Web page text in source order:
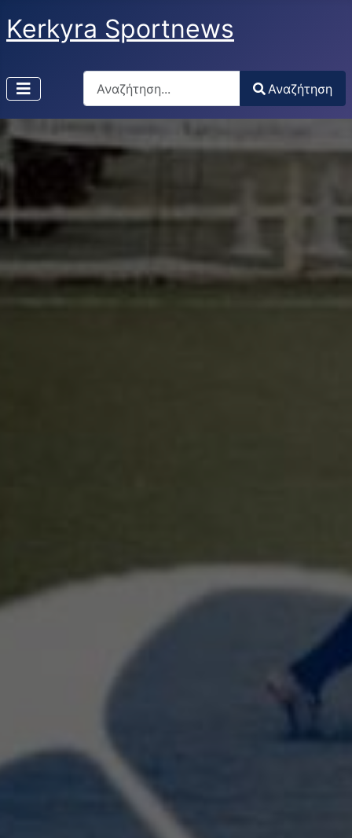
Kerkyra Sportnews
Αναζήτηση
Type 2 or more characters for results.
Αναζήτηση